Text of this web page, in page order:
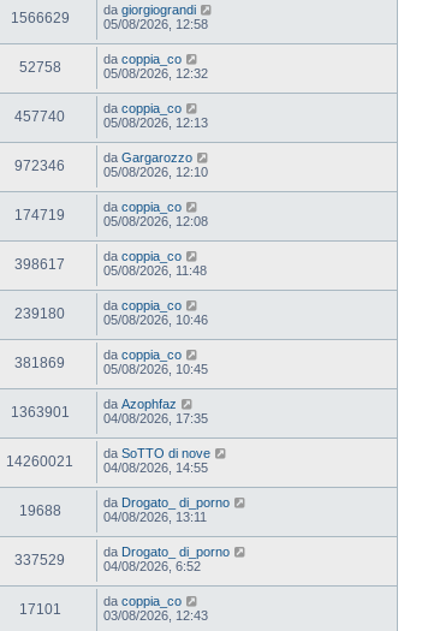
1566629 da giorgiograndi
05/08/2026, 12:58
52758 da coppia_co
05/08/2026, 12:32
457740 da coppia_co
05/08/2026, 12:13
972346 da Gargarozzo
05/08/2026, 12:10
174719 da coppia_co
05/08/2026, 12:08
398617 da coppia_co
05/08/2026, 11:48
239180 da coppia_co
05/08/2026, 10:46
381869 da coppia_co
05/08/2026, 10:45
1363901 da Azophfaz
04/08/2026, 17:35
14260021 da SoTTO di nove
04/08/2026, 14:55
19688 da Drogato_ di_porno
04/08/2026, 13:11
337529 da Drogato_ di_porno
04/08/2026, 6:52
17101 da coppia_co
03/08/2026, 12:43